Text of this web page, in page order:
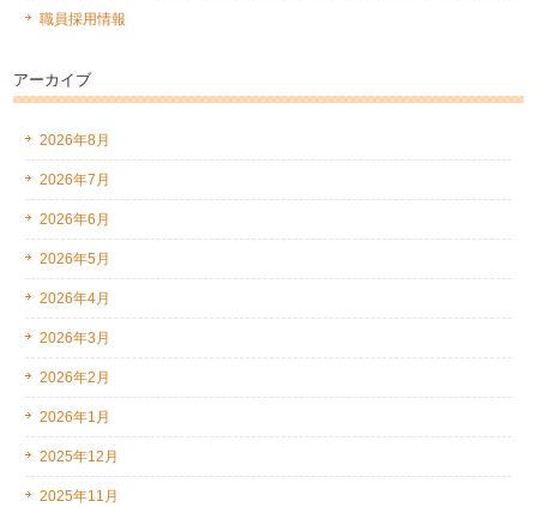
職員採用情報
アーカイブ
2026年8月
2026年7月
2026年6月
2026年5月
2026年4月
2026年3月
2026年2月
2026年1月
2025年12月
2025年11月